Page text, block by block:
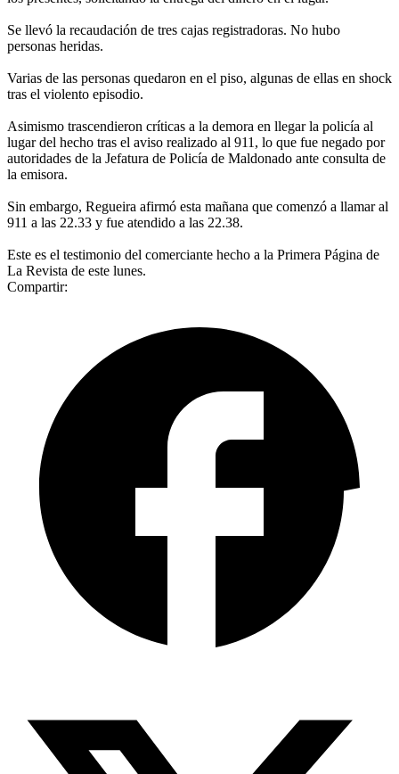
Se llevó la recaudación de tres cajas registradoras. No hubo
personas heridas.
Varias de las personas quedaron en el piso, algunas de ellas en shock
tras el violento episodio.
Asimismo trascendieron críticas a la demora en llegar la policía al
lugar del hecho tras el aviso realizado al 911, lo que fue negado por
autoridades de la Jefatura de Policía de Maldonado ante consulta de
la emisora.
Sin embargo, Regueira afirmó esta mañana que comenzó a llamar al
911 a las 22.33 y fue atendido a las 22.38.
Este es el testimonio del comerciante hecho a la Primera Página de
La Revista de este lunes.
Compartir: